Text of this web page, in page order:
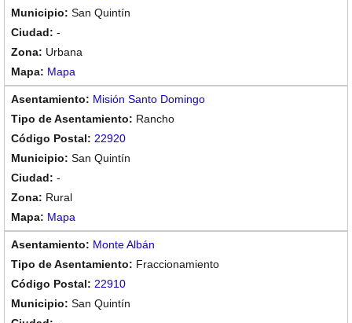
San Quintín
-
Urbana
Mapa
Misión Santo Domingo
Rancho
22920
San Quintín
-
Rural
Mapa
Monte Albán
Fraccionamiento
22910
San Quintín